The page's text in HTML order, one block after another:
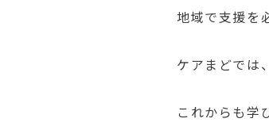
地域で支援を
ケアまどでは
これからも学